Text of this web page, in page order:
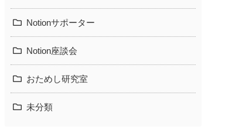
Notionサポーター
Notion座談会
おためし研究室
未分類